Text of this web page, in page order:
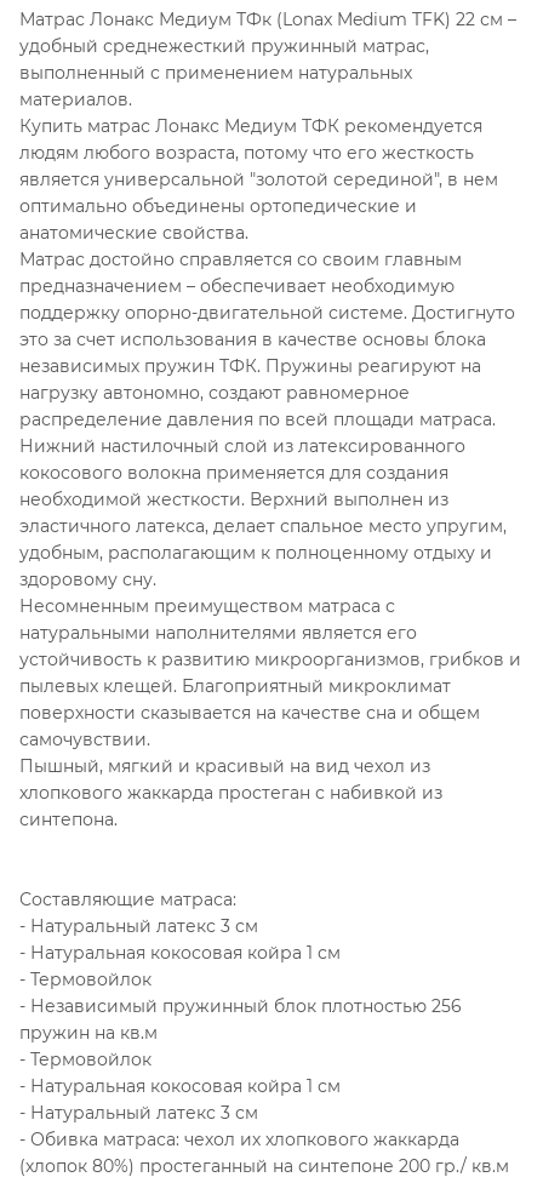
Матрас Лонакс Медиум ТФк (Lonax Medium TFK) 22 см –
удобный среднежесткий пружинный матрас,
выполненный с применением натуральных
материалов.
Купить матрас Лонакс Медиум ТФК рекомендуется
людям любого возраста, потому что его жесткость
является универсальной "золотой серединой", в нем
оптимально объединены ортопедические и
анатомические свойства.
Матрас достойно справляется со своим главным
предназначением – обеспечивает необходимую
поддержку опорно-двигательной системе. Достигнуто
это за счет использования в качестве основы блока
независимых пружин ТФК. Пружины реагируют на
нагрузку автономно, создают равномерное
распределение давления по всей площади матраса.
Нижний настилочный слой из латексированного
кокосового волокна применяется для создания
необходимой жесткости. Верхний выполнен из
эластичного латекса, делает спальное место упругим,
удобным, располагающим к полноценному отдыху и
здоровому сну.
Несомненным преимуществом матраса с
натуральными наполнителями является его
устойчивость к развитию микроорганизмов, грибков и
пылевых клещей. Благоприятный микроклимат
поверхности сказывается на качестве сна и общем
самочувствии.
Пышный, мягкий и красивый на вид чехол из
хлопкового жаккарда простеган с набивкой из
синтепона.
Составляющие матраса:
- Натуральный латекс 3 см
- Натуральная кокосовая койра 1 см
- Термовойлок
- Независимый пружинный блок плотностью 256
пружин на кв.м
- Термовойлок
- Натуральная кокосовая койра 1 см
- Натуральный латекс 3 см
- Обивка матраса: чехол их хлопкового жаккарда
(хлопок 80%) простеганный на синтепоне 200 гр./ кв.м